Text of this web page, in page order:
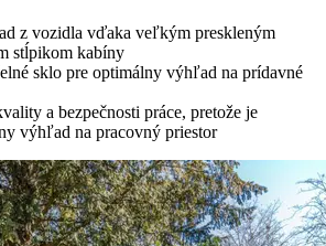
z vozidla vďaka veľkým preskleným
stĺpikom kabíny
sklo pre optimálny výhľad na prídavné
a bezpečnosti práce, pretože je
výhľad na pracovný priestor